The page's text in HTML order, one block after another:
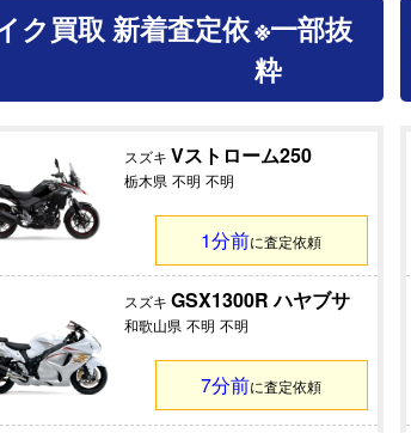
ク買取 新着査定依※一部抜
粋
スズキ Vストローム250
栃木県 不明 不明
1分前に査定依頼
スズキ GSX1300R ハヤブサ
和歌山県 不明 不明
7分前に査定依頼